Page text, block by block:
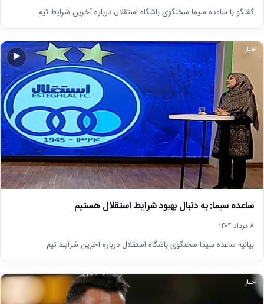
گفتگو با ساعده سیما سخنگوی باشگاه‌ استقلال درباره آخرین شرایط تیم
▶
اخبار
ساعده سیما: به دنبال بهبود شرایط استقلال هستیم
۸ مرداد ۱۴۰۴
بیانیه ساعده سیما سخنگوی باشگاه‌ استقلال درباره آخرین شرایط تیم
اخبار